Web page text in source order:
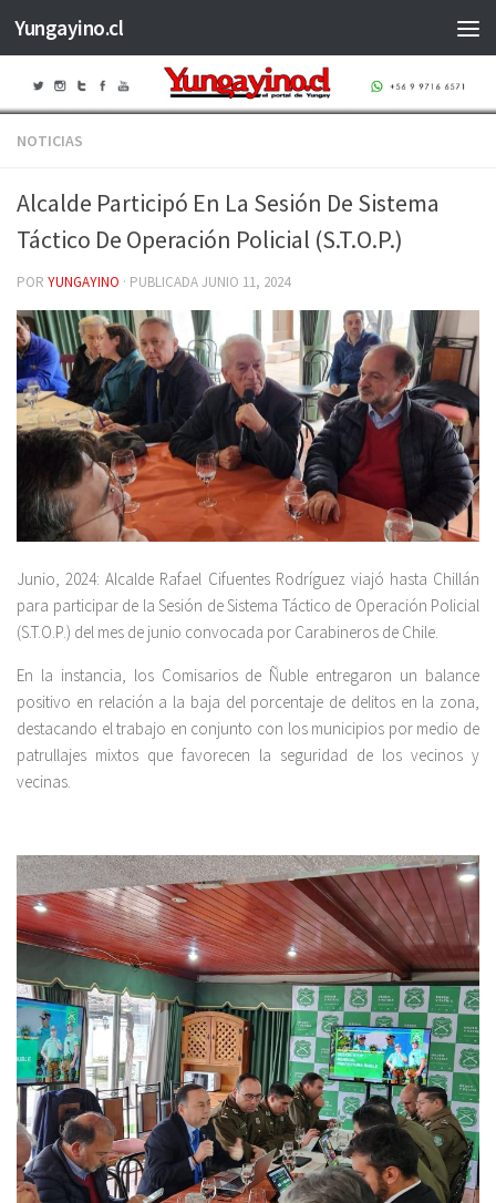
Saltar al contenido
Yungayino.cl
NOTICIAS
Alcalde Participó En La Sesión De Sistema
Táctico De Operación Policial (S.T.O.P.)
POR YUNGAYINO · PUBLICADAJUNIO 11, 2024
Junio, 2024: Alcalde Rafael Cifuentes Rodríguez viajó hasta Chillán
para participar de la Sesión de Sistema Táctico de Operación Policial
(S.T.O.P.) del mes de junio convocada por Carabineros de Chile.
En la instancia, los Comisarios de Ñuble entregaron un balance
positivo en relación a la baja del porcentaje de delitos en la zona,
destacando el trabajo en conjunto con los municipios por medio de
patrullajes mixtos que favorecen la seguridad de los vecinos y
vecinas.